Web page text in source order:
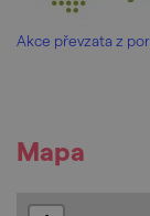
Akce převzata z
Mapa